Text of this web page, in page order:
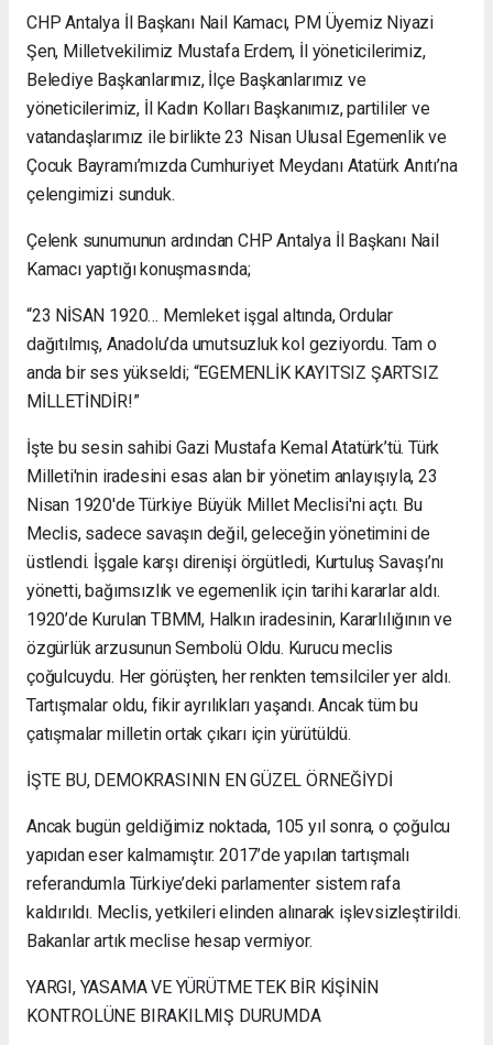
CHP Antalya İl Başkanı Nail Kamacı, PM Üyemiz Niyazi
Şen, Milletvekilimiz Mustafa Erdem, İl yöneticilerimiz,
Belediye Başkanlarımız, İlçe Başkanlarımız ve
yöneticilerimiz, İl Kadın Kolları Başkanımız, partililer ve
vatandaşlarımız ile birlikte 23 Nisan Ulusal Egemenlik ve
Çocuk Bayramı’mızda Cumhuriyet Meydanı Atatürk Anıtı’na
çelengimizi sunduk.
Çelenk sunumunun ardından CHP Antalya İl Başkanı Nail
Kamacı yaptığı konuşmasında;
“23 NİSAN 1920… Memleket işgal altında, Ordular
dağıtılmış, Anadolu’da umutsuzluk kol geziyordu. Tam o
anda bir ses yükseldi; “EGEMENLİK KAYITSIZ ŞARTSIZ
MİLLETİNDİR!”
İşte bu sesin sahibi Gazi Mustafa Kemal Atatürk’tü. Türk
Milleti'nin iradesini esas alan bir yönetim anlayışıyla, 23
Nisan 1920'de Türkiye Büyük Millet Meclisi'ni açtı. Bu
Meclis, sadece savaşın değil, geleceğin yönetimini de
üstlendi. İşgale karşı direnişi örgütledi, Kurtuluş Savaşı’nı
yönetti, bağımsızlık ve egemenlik için tarihi kararlar aldı.
1920’de Kurulan TBMM, Halkın iradesinin, Kararlılığının ve
özgürlük arzusunun Sembolü Oldu. Kurucu meclis
çoğulcuydu. Her görüşten, her renkten temsilciler yer aldı.
Tartışmalar oldu, fikir ayrılıkları yaşandı. Ancak tüm bu
çatışmalar milletin ortak çıkarı için yürütüldü.
İŞTE BU, DEMOKRASININ EN GÜZEL ÖRNEĞİYDİ
Ancak bugün geldiğimiz noktada, 105 yıl sonra, o çoğulcu
yapıdan eser kalmamıştır. 2017’de yapılan tartışmalı
referandumla Türkiye’deki parlamenter sistem rafa
kaldırıldı. Meclis, yetkileri elinden alınarak işlevsizleştirildi.
Bakanlar artık meclise hesap vermiyor.
YARGI, YASAMA VE YÜRÜTME TEK BİR KİŞİNİN
KONTROLÜNE BIRAKILMIŞ DURUMDA